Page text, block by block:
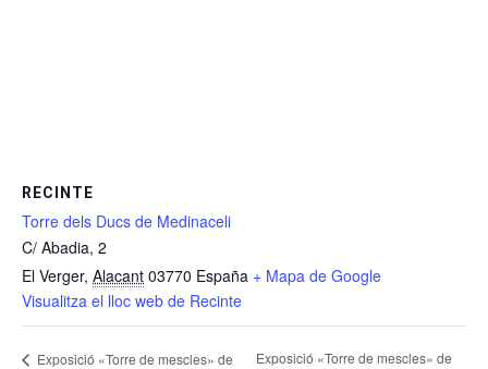
RECINTE
Torre dels Ducs de Medinaceli
C/ Abadia, 2
El Verger, Alacant 03770 España + Mapa de Google
Visualitza el lloc web de Recinte
Exposició «Torre de mescles» de
Exposició «Torre de mescles» de